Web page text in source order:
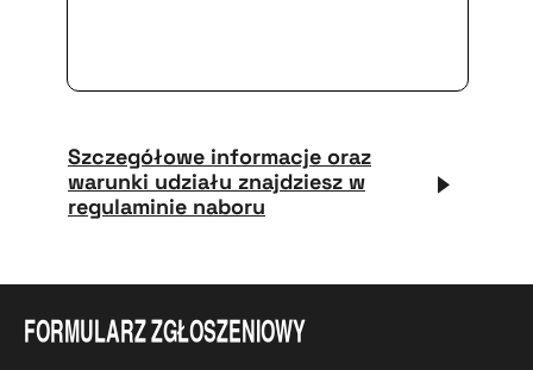
Szczegółowe informacje oraz
warunki udziału znajdziesz w
regulaminie naboru
Formularz zgłoszeniowy